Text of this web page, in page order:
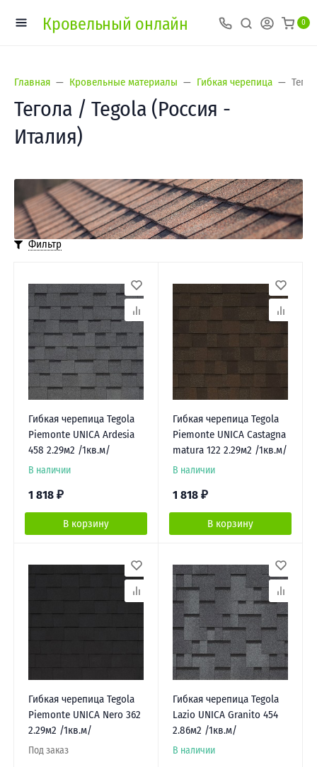
Кровельный онлайн 0
Главная Кровельные материалы Гибкая черепица
Тегола / Tegola (Россия -
Италия)
Фильтр
Гибкая черепица Tegola
Piemonte UNICA Ardesia
458 2.29м2 /1кв.м/
В наличии
1 818 ₽
В корзину
Гибкая черепица Tegola
Piemonte UNICA Castagna
matura 122 2.29м2 /1кв.м/
В наличии
1 818 ₽
В корзину
Гибкая черепица Tegola
Piemonte UNICA Nero 362
2.29м2 /1кв.м/
Под заказ
Гибкая черепица Tegola
Lazio UNICA Granito 454
2.86м2 /1кв.м/
В наличии